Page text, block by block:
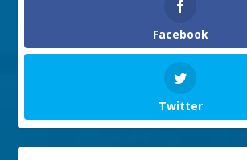
Facebook
Twitter